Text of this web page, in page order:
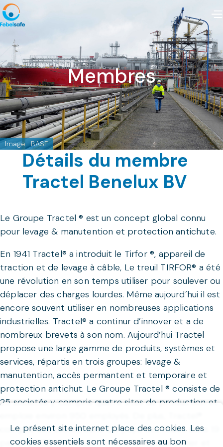
Membres
Image : BASF
Détails du membre
Tractel Benelux BV
Le Groupe Tractel ® est un concept global connu
pour levage & manutention et protection antichute.
En 1941 Tractel® a introduit le Tirfor ®, appareil de
traction et de levage à câble, Le treuil TIRFOR® a été
une révolution en son temps utiliser pour soulever ou
déplacer des charges lourdes. Même aujourd´hui il est
encore souvent utiliser en nombreuses applications
industrielles. Tractel® a continur d’innover et a de
nombreux brevets à son nom. Aujourd’hui Tractel
propose une large gamme de produits, systèmes et
services, répartis en trois groupes: levage &
manutention, accès permantent et temporaire et
protection antichut. Le Groupe Tractel ® consiste de
25 societés y compris quatre sites de production et
compte des clients dans 120 pays, des filiales dans 19
pays, 10 000 distributeurs dans le monde entier et
Le présent site internet place des cookies. Les
cookies essentiels sont nécessaires au bon